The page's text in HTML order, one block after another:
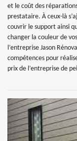
et le coût des
prestataire. À ceux-là
couvrir le support ainsi
changer la couleur de
l’entreprise Jason
compétences pour
prix de l’entreprise de